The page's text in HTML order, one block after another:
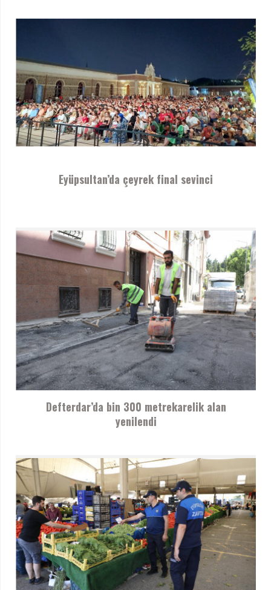
Eyüpsultan’da çeyrek final sevinci
Defterdar’da bin 300 metrekarelik alan
yenilendi